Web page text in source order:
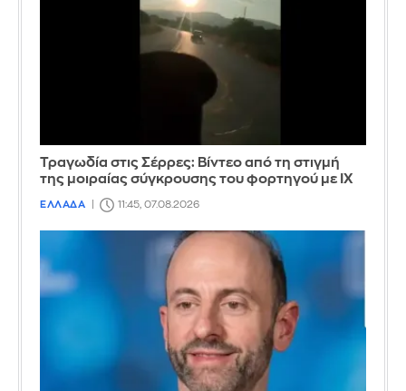
Τραγωδία στις Σέρρες: Βίντεο από τη στιγμή
της μοιραίας σύγκρουσης του φορτηγού με ΙΧ
ΕΛΛΑΔΑ 11:45, 07.08.2026